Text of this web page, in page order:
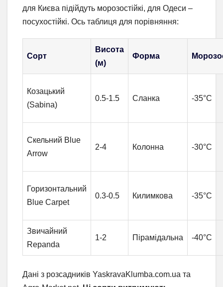
для Києва підійдуть морозостійкі, для Одеси –
посухостійкі. Ось таблиця для порівняння:
Сорт
Висота
(м)
Форма
Козацький
(Sabina)
0.5-1.5 Сланка -35°C
Скельний Blue
Arrow
2-4 Колонна -30°C
Горизонтальний
Blue Carpet
0.3-0.5 Килимкова -35°C
Звичайний
Repanda
1-2 Пірамідальна -40°C
Дані з розсадників YaskravaKlumba.com.ua та